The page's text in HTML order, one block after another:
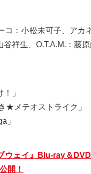
：小松未可子、アカ
祥生、O.T.A.M.：藤
」
★メテオストライク」
」
ェイ』Blu-ray＆
開！